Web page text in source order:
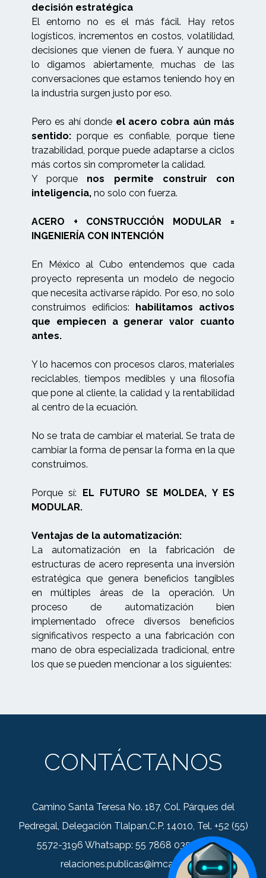
decisión estratégica
El entorno no es el más fácil. Hay retos
logísticos, incrementos en costos, volatilidad,
decisiones que vienen de fuera. Y aunque no
lo digamos abiertamente, muchas de las
conversaciones que estamos teniendo hoy en
la industria surgen justo por eso.
Pero es ahí donde el acero cobra aún más
sentido:porque es confiable, porque tiene
trazabilidad, porque puede adaptarse a ciclos
más cortos sin comprometer la calidad.
Y porque nos permite construir con
inteligencia,no solo con fuerza.
ACERO + CONSTRUCCIÓN MODULAR =
INGENIERÍA CON INTENCIÓN
En México al Cubo entendemos que cada
proyecto representa un modelo de negocio
que necesita activarse rápido. Por eso, no solo
construimos edificios: habilitamos activos
que empiecen a generar valor cuanto
antes.
Y lo hacemos con procesos claros, materiales
reciclables, tiempos medibles y una filosofía
que pone al cliente, la calidad y la rentabilidad
al centro de la ecuación.
No se trata de cambiar el material. Se trata de
cambiar la forma de pensar la forma en la que
construimos.
Porque sí: EL FUTURO SE MOLDEA, Y ES
MODULAR.
Ventajas de la automatización:
La automatización en la fabricación de
estructuras de acero representa una inversión
estratégica que genera beneficios tangibles
en múltiples áreas de la operación. Un
proceso de automatización bien
implementado ofrece diversos beneficios
significativos respecto a una fabricación con
mano de obra especializada tradicional, entre
los que se pueden mencionar a los siguientes:
CONTÁCTANOS
Camino Santa Teresa No. 187, Col. Párques del
Pedregal, Delegación Tlalpan.C.P. 14010, Tel. +52 (55)
5572-3196 Whatsapp: 55 7868 0352 Correo:
relaciones.publicas@imca.org.mx